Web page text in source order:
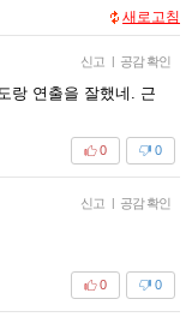
새로고침
신고 | 공감 확인
랑 연출을 잘했네. 근
0
0
신고 | 공감 확인
0
0